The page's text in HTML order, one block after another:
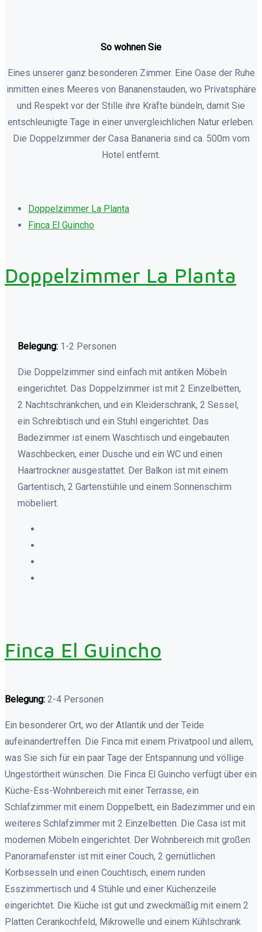
So wohnen Sie
Eines unserer ganz besonderen Zimmer. Eine Oase der Ruhe
inmitten eines Meeres von Bananenstauden, wo Privatsphäre
und Respekt vor der Stille ihre Kräfte bündeln, damit Sie
entschleunigte Tage in einer unvergleichlichen Natur erleben.
Die Doppelzimmer der Casa Bananeria sind ca. 500m vom
Hotel entfernt.
Doppelzimmer La Planta
Finca El Guincho
Doppelzimmer La Planta
Belegung: 1-2 Personen
Die Doppelzimmer sind einfach mit antiken Möbeln
eingerichtet. Das Doppelzimmer ist mit 2 Einzelbetten,
2 Nachtschränkchen, und ein Kleiderschrank, 2 Sessel,
ein Schreibtisch und ein Stuhl eingerichtet. Das
Badezimmer ist einem Waschtisch und eingebauten
Waschbecken, einer Dusche und ein WC und einen
Haartrockner ausgestattet. Der Balkon ist mit einem
Gartentisch, 2 Gartenstühle und einem Sonnenschirm
möbeliert.
Finca El Guincho
Belegung: 2-4 Personen
Ein besonderer Ort, wo der Atlantik und der Teide
aufeinandertreffen. Die Finca mit einem Privatpool und allem,
was Sie sich für ein paar Tage der Entspannung und völlige
Ungestörtheit wünschen. Die Finca El Guincho verfügt über ein
Küche-Ess-Wohnbereich mit einer Terrasse, ein
Schlafzimmer mit einem Doppelbett, ein Badezimmer und ein
weiteres Schlafzimmer mit 2 Einzelbetten. Die Casa ist mit
modernen Möbeln eingerichtet. Der Wohnbereich mit großen
Panoramafenster ist mit einer Couch, 2 gemütlichen
Korbsesseln und einen Couchtisch, einem runden
Esszimmertisch und 4 Stühle und einer Küchenzeile
eingerichtet. Die Küche ist gut und zweckmäßig mit einem 2
Platten Cerankochfeld, Mikrowelle und einem Kühlschrank